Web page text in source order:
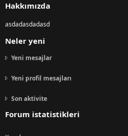
Hakkımızda
asdadasdadasd
Neler yeni
Yeni mesajlar
Yeni profil mesajları
Son aktivite
Forum istatistikleri